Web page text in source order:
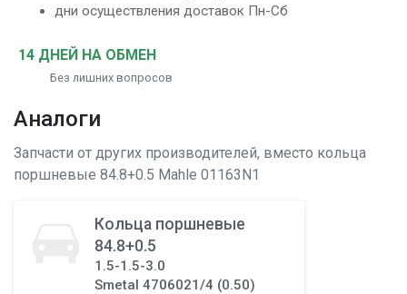
дни осуществления доставок Пн-Сб
14 ДНЕЙ НА ОБМЕН
Без лишних вопросов
Аналоги
Запчасти от других производителей, вместо кольца
поршневые 84.8+0.5 Mahle 01163N1
Кольца поршневые
84.8+0.5
1.5-1.5-3.0
Smetal 4706021/4 (0.50)